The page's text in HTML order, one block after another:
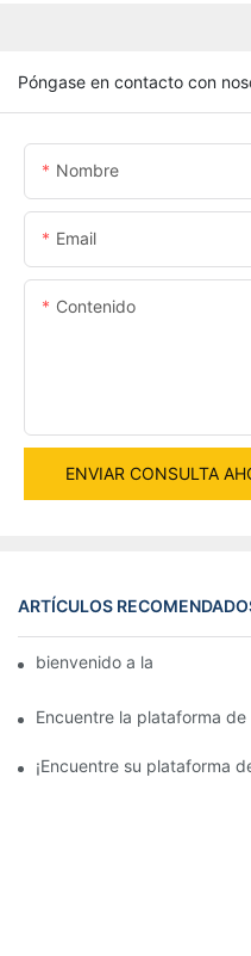
Póngase en contacto con
Nombre
Email
Contenido
ENVIAR CONSULTA
ARTÍCULOS
bienvenido a la máquina
Encuentre la plataforma
¡Encuentre su plataforma